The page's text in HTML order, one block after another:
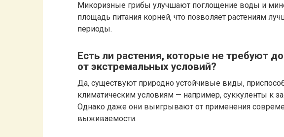
Микоризные грибы улучшают поглощение воды и
площадь питания корней, что позволяет растениям
периоды.
Есть ли растения, которые не требуют
от экстремальных условий?
Да, существуют природно устойчивые виды,
климатическим условиям — например, суккуленты к
Однако даже они выигрывают от применения
выживаемости.